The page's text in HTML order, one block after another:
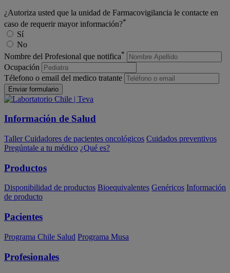
¿Autoriza usted que la unidad de Farmacovigilancia le contacte en
caso de requerir mayor información?*
Sí
No
Nombre del Profesional que notifica*
Ocupación
Télefono o email del medico tratante
Enviar formulario
Información de Salud
Taller Cuidadores de pacientes oncológicos Cuidados preventivos
Pregúntale a tu médico ¿Qué es?
Productos
Disponibilidad de productos Bioequivalentes Genéricos Información
de producto
Pacientes
Programa Chile Salud Programa Musa
Profesionales